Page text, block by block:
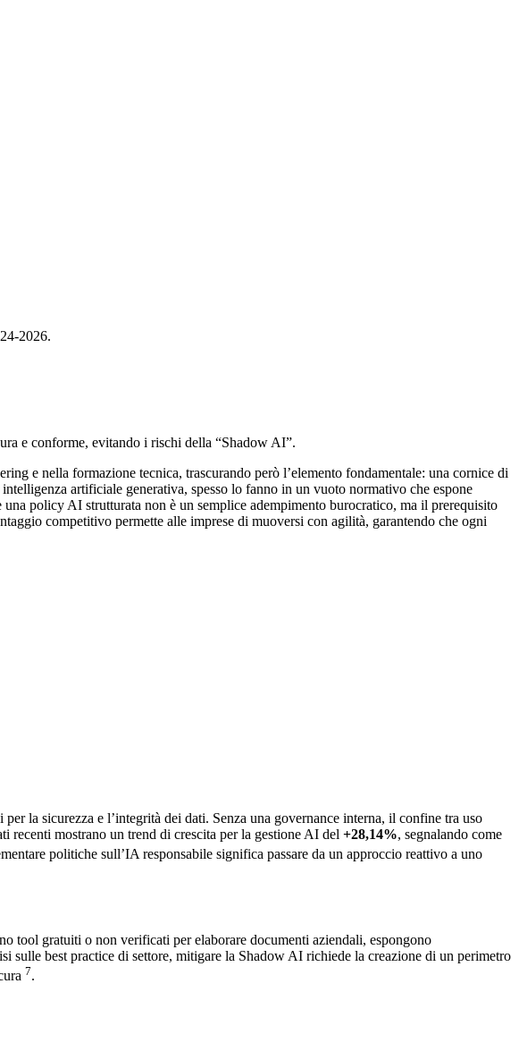
2026.
e conforme, evitando i rischi della “Shadow AI”.
e nella formazione tecnica, trascurando però l’elemento fondamentale: una cornice di
artificiale generativa, spesso lo fanno in un vuoto normativo che espone
policy AI strutturata non è un semplice adempimento burocratico, ma il prerequisito
competitivo permette alle imprese di muoversi con agilità, garantendo che ogni
la sicurezza e l’integrità dei dati. Senza una governance interna, il confine tra uso
recenti mostrano un trend di crescita per la gestione AI del +28,14%, segnalando come
politiche sull’IA responsabile significa passare da un approccio reattivo a uno
tool gratuiti o non verificati per elaborare documenti aziendali, espongono
best practice di settore, mitigare la Shadow AI richiede la creazione di un perimetro
7.